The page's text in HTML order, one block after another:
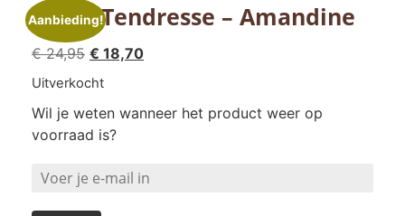
Aanbieding!
Kaloo Tendresse – Amandine
€24,95 Oorspronkelijke
prijs
€ 24,95.
€ 18,70Huidige
€ 18,70.
Uitverkocht
Wil je weten wanneer het product weer op
voorraad is?